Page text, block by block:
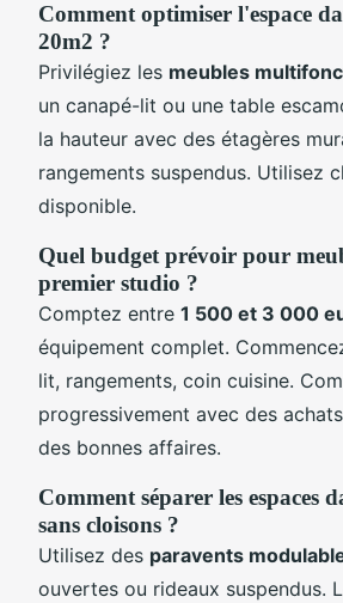
Comment optimiser l'espace
20m2 ?
Privilégiez les meubles
un canapé-lit ou une table
la hauteur avec des étagères
rangements suspendus. Utilisez
disponible.
Quel budget prévoir pour
premier studio ?
Comptez entre 1 500 et 3 000
équipement complet.
lit, rangements, coin cuisine.
progressivement avec des
des bonnes affaires.
Comment séparer les espaces
sans cloisons ?
Utilisez des paravents
ouvertes ou rideaux suspendus.